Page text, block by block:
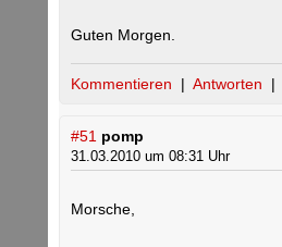
Guten Morgen.
Kommentieren | Antworten |
#51 pomp
31.03.2010 um 08:31 Uhr
Morsche,